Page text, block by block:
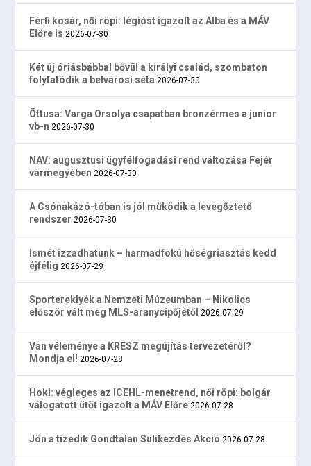
Férfi kosár, női röpi: légióst igazolt az Alba és a MÁV
Előre is 2026-07-30
Két új óriásbábbal bővül a királyi család, szombaton
folytatódik a belvárosi séta 2026-07-30
Öttusa: Varga Orsolya csapatban bronzérmes a junior
vb-n 2026-07-30
NAV: augusztusi ügyfélfogadási rend változása Fejér
vármegyében 2026-07-30
A Csónakázó-tóban is jól működik a levegőztető
rendszer 2026-07-30
Ismét izzadhatunk – harmadfokú hőségriasztás kedd
éjfélig 2026-07-29
Sportereklyék a Nemzeti Múzeumban – Nikolics
először vált meg MLS-aranycipőjétől 2026-07-29
Van véleménye a KRESZ megújítás tervezetéről?
Mondja el! 2026-07-28
Hoki: végleges az ICEHL-menetrend, női röpi: bolgár
válogatott ütőt igazolt a MÁV Előre 2026-07-28
Jön a tizedik Gondtalan Sulikezdés Akció 2026-07-28